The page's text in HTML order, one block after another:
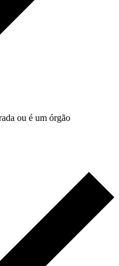
ou é um órgão